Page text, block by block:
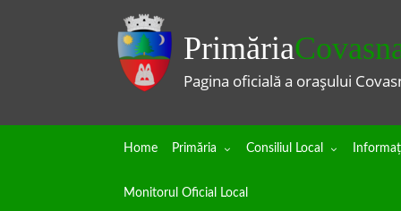
Primăria
Pagina oficială a orașului
Home Primăria Consiliul Local
Monitorul Oficial Local